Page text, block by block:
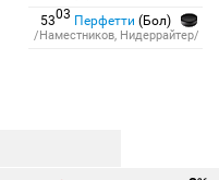
5303 Перфетти (Бол)
/Наместников, Нидеррайтер/